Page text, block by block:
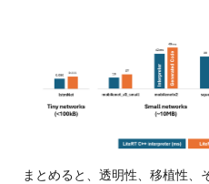
まとめると、透明性、移植性、